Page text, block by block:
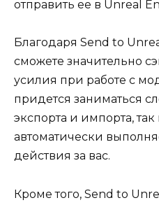
отправить ее в Unreal
Благодаря Send to
сможете значительно
усилия при работе с
придется заниматься
экспорта и импорта,
автоматически
действия за вас.
Кроме того, Send to